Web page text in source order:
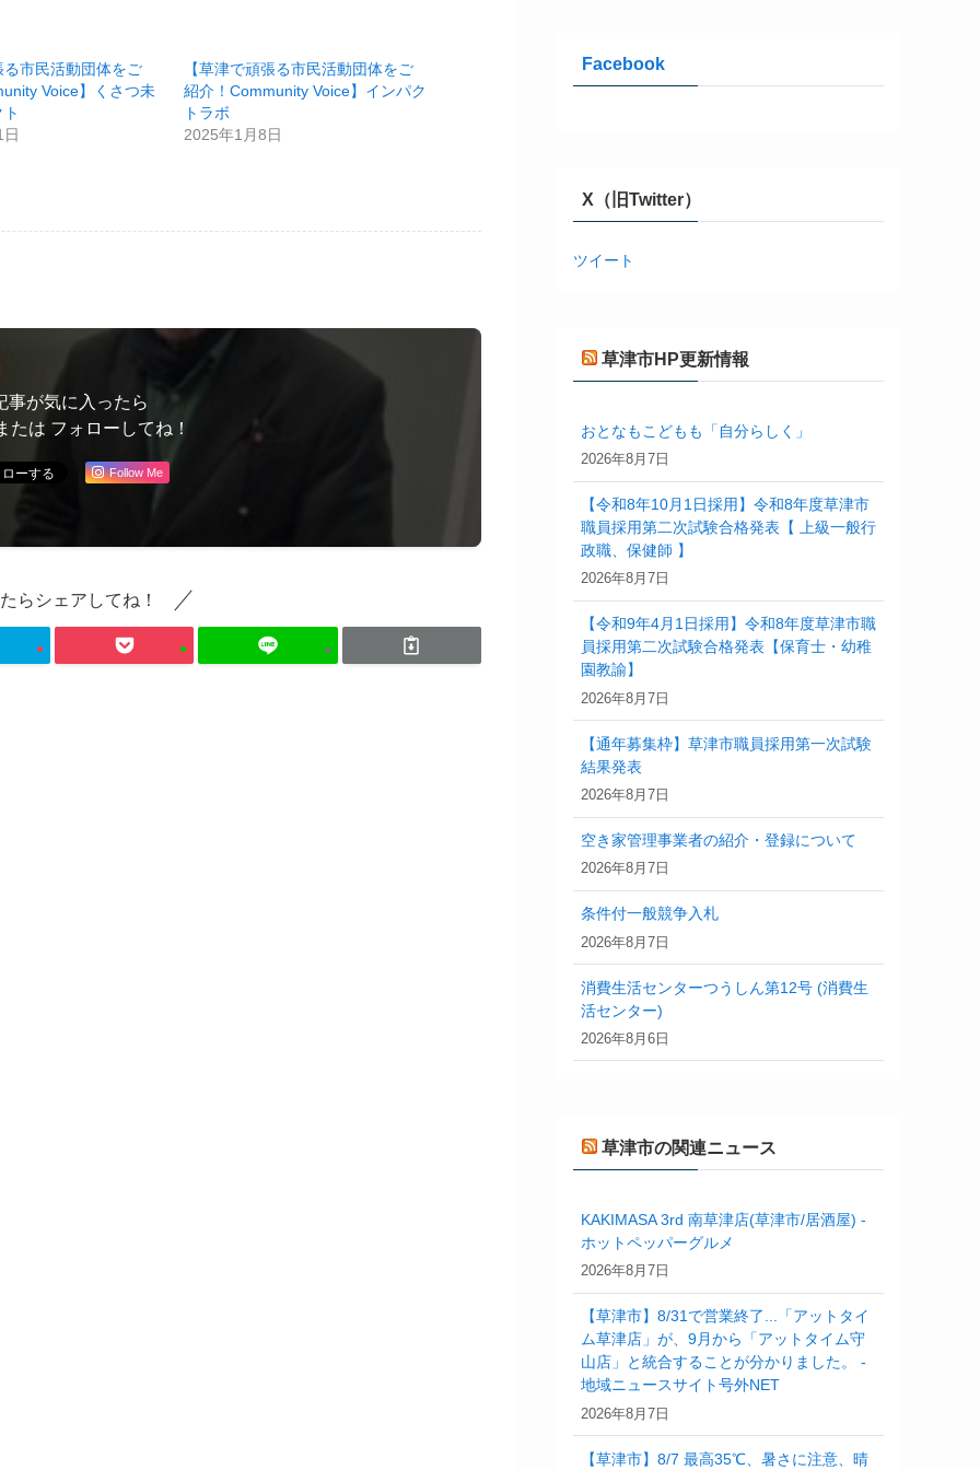
市民活動団体をご
Voice】くさつ未
【草津で頑張る市民活動団体をご
紹介！Community Voice】インパク
トラボ
2025年1月8日
事が気に入ったら
たは フォローしてね！
Follow Me
らシェアしてね！
Facebook
X（旧Twitter）
ツイート
草津市HP更新情報
おとなもこどもも「自分らしく」
2026年8月7日
【令和8年10月1日採用】令和8年度草津市
職員採用第二次試験合格発表【 上級一般行
政職、保健師 】
2026年8月7日
【令和9年4月1日採用】令和8年度草津市職
員採用第二次試験合格発表【保育士・幼稚
園教諭】
2026年8月7日
【通年募集枠】草津市職員採用第一次試験
結果発表
2026年8月7日
空き家管理事業者の紹介・登録について
2026年8月7日
条件付一般競争入札
2026年8月7日
消費生活センターつうしん第12号 (消費生
活センター)
2026年8月6日
草津市の関連ニュース
KAKIMASA 3rd 南草津店(草津市/居酒屋) -
ホットペッパーグルメ
2026年8月7日
【草津市】8/31で営業終了...「アットタイ
ム草津店」が、9月から「アットタイム守
山店」と統合することが分かりました。 -
地域ニュースサイト号外NET
2026年8月7日
【草津市】8/7 最高35℃、暑さに注意、晴